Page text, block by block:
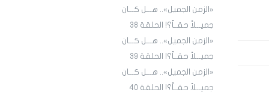
«الزمن الجميل».. هـــل كـــان
جميـــلاً حقــاً؟! الحلقة 38
«الزمن الجميل».. هـــل كـــان
جميـــلاً حقــاً؟! الحلقة 39
«الزمن الجميل».. هـــل كـــان
جميـــلاً حقــاً؟! الحلقة 40